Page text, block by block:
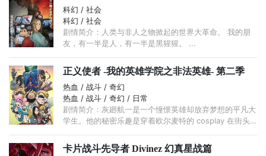
科幻 / 社会
科幻 / 社会
剧情简介：人类与非人之物掀起的世界大革命。 我的朋
友，有一半是人，有一半是黑猩猩。 ...
正义使者 -我的英雄学院之非法英雄- 第二季
热血 / 战斗 / 奇幻
热血 / 战斗 / 奇幻 / 日常
剧情简介：灰廻航一是一个憧憬英雄却放弃梦想的平凡大
学生。他的秘密乐趣是穿着欧尔麦特的 cosplay 在街头
卡片战斗先导者 Divinez 幻真星战篇